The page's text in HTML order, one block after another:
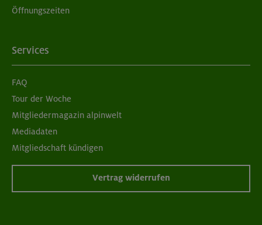
Öffnungszeiten
Services
FAQ
Tour der Woche
Mitgliedermagazin alpinwelt
Mediadaten
Mitgliedschaft kündigen
Vertrag widerrufen